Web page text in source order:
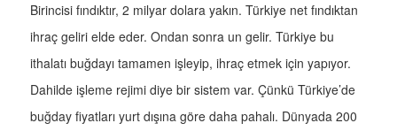
Birincisi fındıktır, 2 milyar dolara yakın. Türkiye net fındıktan
ihraç geliri elde eder. Ondan sonra un gelir. Türkiye bu
ithalatı buğdayı tamamen işleyip, ihraç etmek için yapıyor.
Dahilde işleme rejimi diye bir sistem var. Çünkü Türkiye’de
buğday fiyatları yurt dışına göre daha pahalı. Dünyada 200